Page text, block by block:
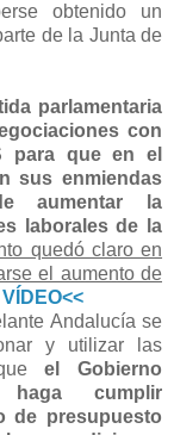
obtenido un
de la Junta de
parlamentaria
con
para que en el
sus enmiendas
aumentar la
laborales de la
quedó claro en
el aumento de
Andalucía se
y utilizar las
queel Gobierno
cumplir
de presupuesto